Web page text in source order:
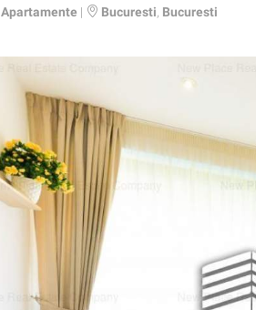
Apartamente | Bucuresti Bucuresti